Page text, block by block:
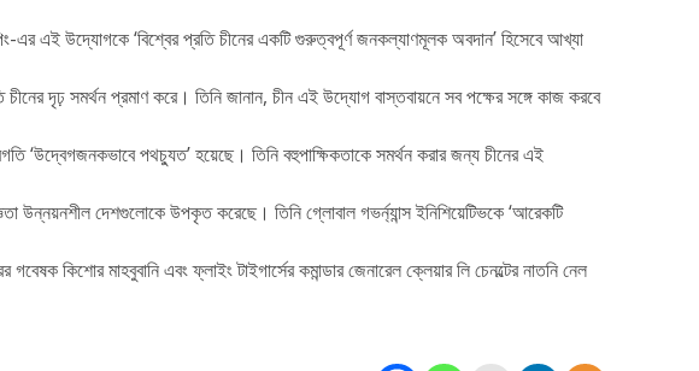
এর এই উদ্যোগকে ‘বিশ্বের প্রতি চীনের একটি গুরুত্বপূর্ণ জনকল্যাণমূলক অবদান’ হিসেবে আখ্যা
দৃঢ় সমর্থন প্রমাণ করে। তিনি জানান, চীন এই উদ্যোগ বাস্তবায়নে সব পক্ষের সঙ্গে কাজ করবে
‘উদ্বেগজনকভাবে পথচ্যুত’ হয়েছে। তিনি বহুপাক্ষিকতাকে সমর্থন করার জন্য চীনের এই
উন্নয়নশীল দেশগুলোকে উপকৃত করেছে। তিনি গ্লোবাল গভর্ন্যান্স ইনিশিয়েটিভকে ‘আরেকটি
কিশোর মাহবুবানি এবং ফ্লাইং টাইগার্সের কমান্ডার জেনারেল ক্লেয়ার লি চেনল্টের নাতনি নেল